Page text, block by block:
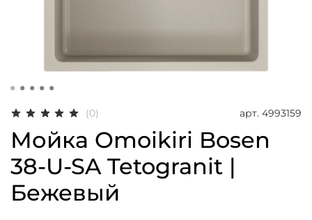
(0) арт. 4993159
Мойка Omoikiri Bosen
38-U-SA Tetogranit |
Бежевый